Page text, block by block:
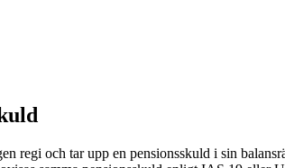
regi och tar upp en pensionsskuld i sin